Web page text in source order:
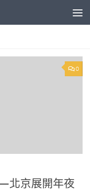
0
北京展開年夜